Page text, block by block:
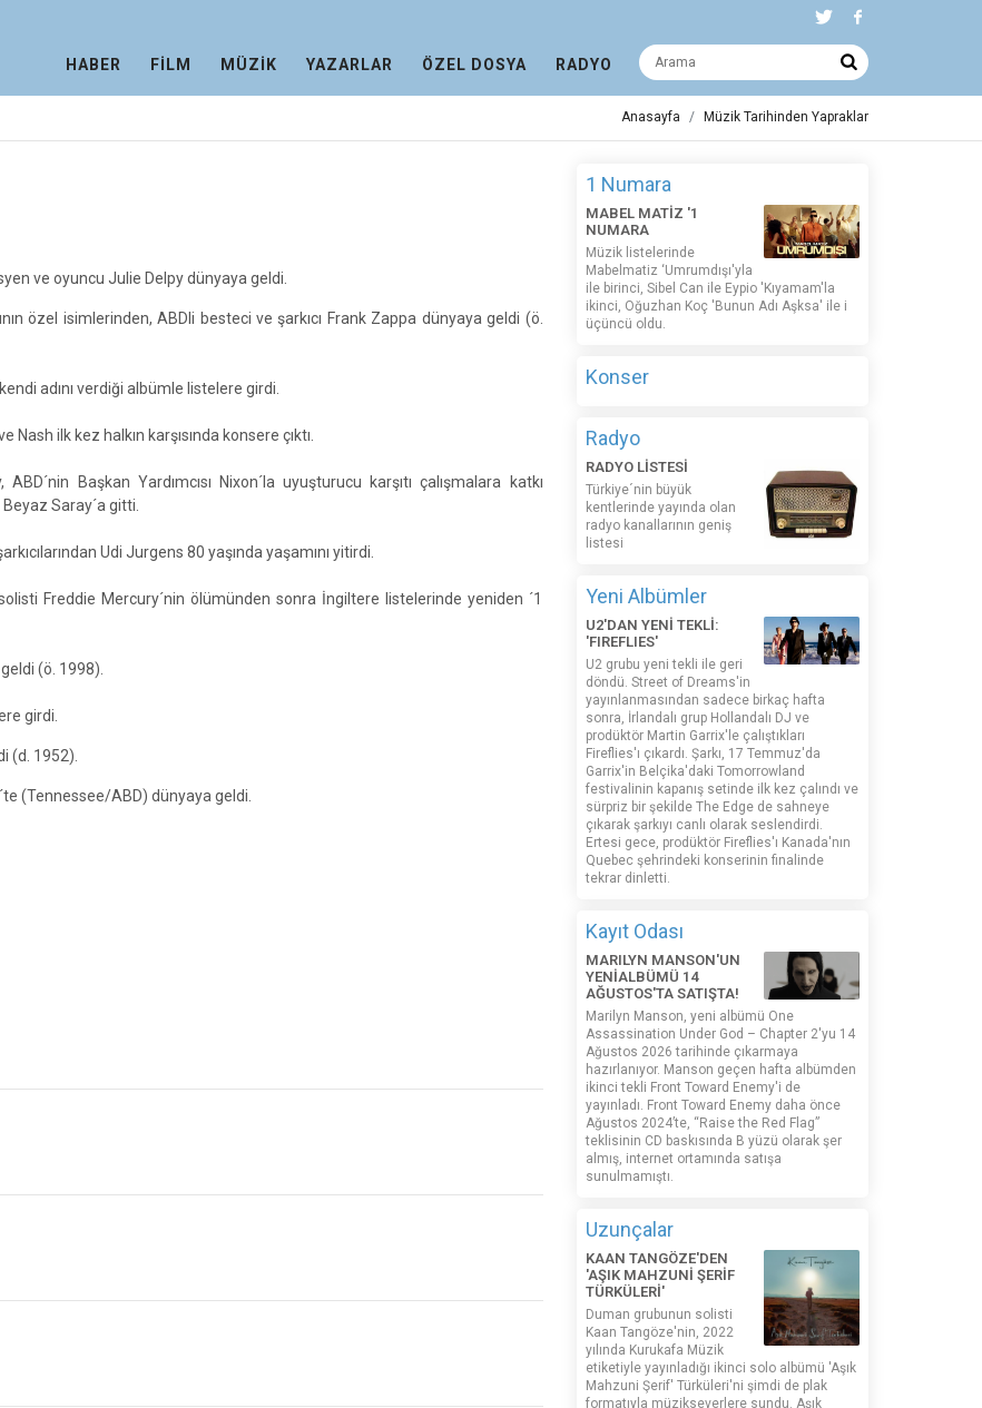
HABER FİLM MÜZİK YAZARLAR ÖZEL DOSYA RADYO
Anasayfa Müzik Tarihinden Yapraklar
ve oyuncu Julie Delpy dünyaya geldi.
özel isimlerinden, ABDli besteci ve şarkıcı Frank Zappa dünyaya geldi (ö.
adını verdiği albümle listelere girdi.
Nash ilk kez halkın karşısında konsere çıktı.
Başkan Yardımcısı Nixon´la uyuşturucu karşıtı çalışmalara katkı
Saray´a gitti.
Udi Jurgens 80 yaşında yaşamını yitirdi.
Freddie Mercury´nin ölümünden sonra İngiltere listelerinde yeniden ´1
(ö. 1998).
girdi.
(d. 1952).
(Tennessee/ABD) dünyaya geldi.
1 Numara
MABEL MATİZ '1
NUMARA
Müzik listelerinde
Mabelmatiz ‘Umrumdışı'yla
ile birinci, Sibel Can ile Eypio 'Kıyamam'la
ikinci, Oğuzhan Koç 'Bunun Adı Aşksa' ile i
üçüncü oldu.
Konser
Radyo
RADYO LİSTESİ
Türkiye´nin büyük
kentlerinde yayında olan
radyo kanallarının geniş
listesi
Yeni Albümler
U2'DAN YENİ TEKLİ:
'FIREFLIES'
U2 grubu yeni tekli ile geri
döndü. Street of Dreams'in
yayınlanmasından sadece birkaç hafta
sonra, İrlandalı grup Hollandalı DJ ve
prodüktör Martin Garrix'le çalıştıkları
Fireflies'ı çıkardı. Şarkı, 17 Temmuz'da
Garrix'in Belçika'daki Tomorrowland
festivalinin kapanış setinde ilk kez çalındı ​​ve
sürpriz bir şekilde The Edge de sahneye
çıkarak şarkıyı canlı olarak seslendirdi.
Ertesi gece, prodüktör Fireflies'ı Kanada'nın
Quebec şehrindeki konserinin finalinde
tekrar dinletti.
Kayıt Odası
MARILYN MANSON'UN
YENİALBÜMÜ 14
AĞUSTOS'TA SATIŞTA!
Marilyn Manson, yeni albümü One
Assassination Under God – Chapter 2'yu 14
Ağustos 2026 tarihinde çıkarmaya
hazırlanıyor. Manson geçen hafta albümden
ikinci tekli Front Toward Enemy'i de
yayınladı. Front Toward Enemy daha önce
Ağustos 2024’te, “Raise the Red Flag”
teklisinin CD baskısında B yüzü olarak şer
almış, internet ortamında satışa
sunulmamıştı.
Uzunçalar
KAAN TANGÖZE'DEN
'AŞIK MAHZUNİ ŞERİF
TÜRKÜLERİ'
Duman grubunun solisti
Kaan Tangöze'nin, 2022
yılında Kurukafa Müzik
etiketiyle yayınladığı ikinci solo albümü 'Aşık
Mahzuni Şerif' Türküleri'ni şimdi de plak
formatıyla müzikseverlere sundu. Aşık